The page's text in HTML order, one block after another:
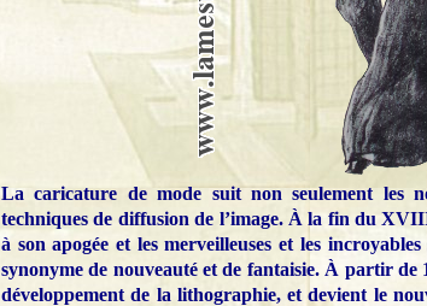
La caricature de mode suit non seulement les
techniques de diffusion de l’image. À la fin du
à son apogée et les merveilleuses et les
synonyme de nouveauté et de fantaisie. À partir
développement de la lithographie, et devient le